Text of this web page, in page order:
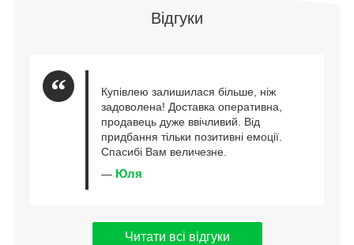
Відгуки
Купівлею залишилася більше, ніж
задоволена! Доставка оперативна,
продавець дуже ввічливий. Від
придбання тільки позитивні емоції.
Спасибі Вам величезне.
— Юля
Читати всі відгуки